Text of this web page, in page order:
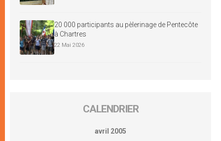
20 000 participants au pèlerinage de Pentecôte
à Chartres
22 Mai 2026
CALENDRIER
avril 2005